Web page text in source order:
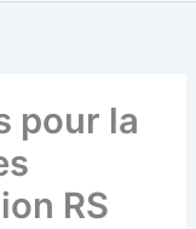
pour la
RS